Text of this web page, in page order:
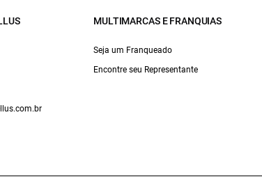
MULTIMARCAS E FRANQUIAS
Seja um Franqueado
Encontre seu Representante